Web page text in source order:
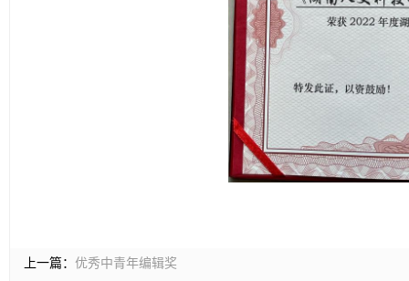
上一篇： 优秀中青年编辑奖